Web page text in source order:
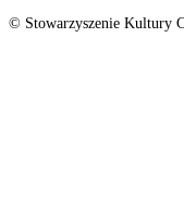
© Stowarzyszenie Kultury